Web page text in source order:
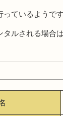
ているようです
ルされる場合